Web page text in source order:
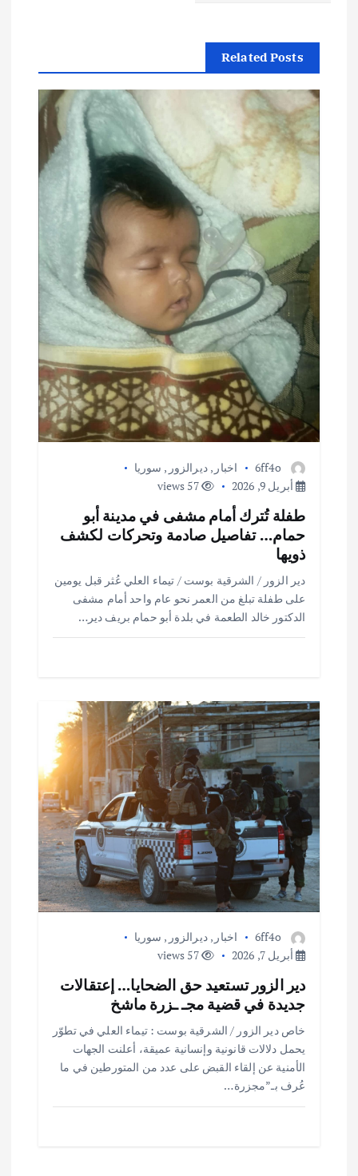
ق
ت
Related Posts
6ff4o اخبار ,ديرالزور , سوريا
أبريل 9, 2026
57 views
طفلة تُترك أمام مشفى في مدينة أبو
حمام… تفاصيل صادمة وتحركات لكشف
ذويها
دير الزور / الشرقية بوست / تيماء العلي عُثر قبل يومين
على طفلة تبلغ من العمر نحو عام واحد أمام مشفى
الدكتور خالد الطعمة في بلدة أبو حمام بريف دير…
6ff4o اخبار ,ديرالزور , سوريا
أبريل 7, 2026
57 views
دير الزور تستعيد حق الضحايا… إعتقالات
جديدة في قضية مجـ ـزرة ماشخ
خاص دير الزور / الشرقية بوست : تيماء العلي في تطوّر
يحمل دلالات قانونية وإنسانية عميقة، أعلنت الجهات
الأمنية عن إلقاء القبض على عدد من المتورطين في ما
عُرف بـ”مجزرة…